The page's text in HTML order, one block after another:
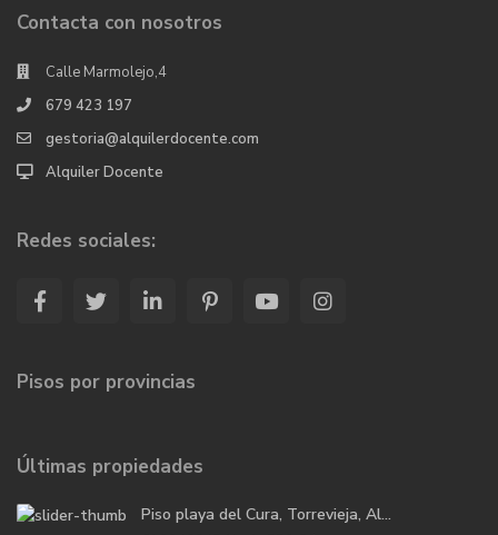
Contacta con nosotros
Calle Marmolejo,4
679 423 197
gestoria@alquilerdocente.com
Alquiler Docente
Redes sociales:
Pisos por provincias
Últimas propiedades
Piso playa del Cura, Torrevieja, Al...